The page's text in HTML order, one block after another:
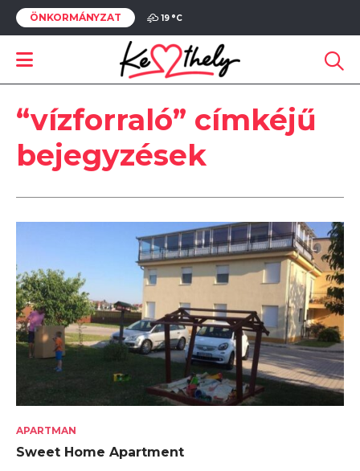
ÖNKORMÁNYZAT 19 °C
“vízforraló” címkéjű
bejegyzések
APARTMAN
Sweet Home Apartment